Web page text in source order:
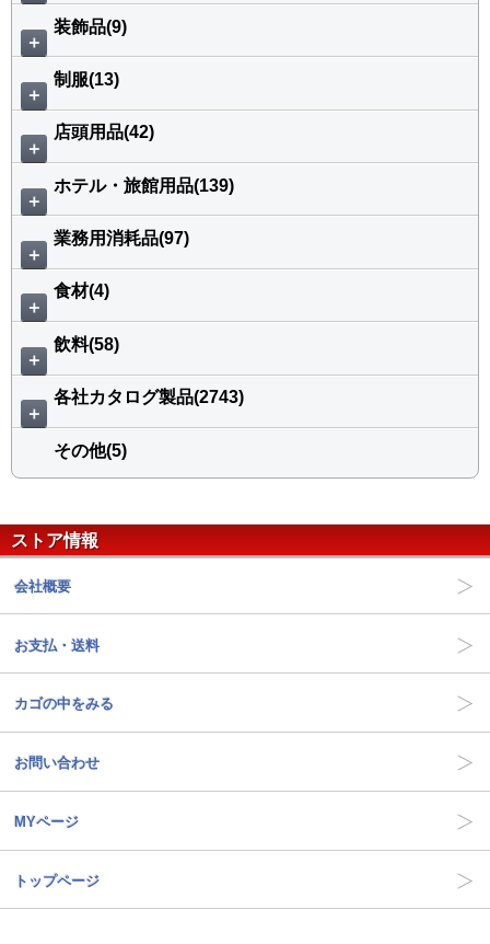
＋
装飾品(9)
＋
制服(13)
＋
店頭用品(42)
＋
ホテル・旅館用品(139)
＋
業務用消耗品(97)
＋
食材(4)
＋
飲料(58)
＋
各社カタログ製品(2743)
その他(5)
ストア情報
会社概要
お支払・送料
カゴの中をみる
お問い合わせ
MYページ
トップページ